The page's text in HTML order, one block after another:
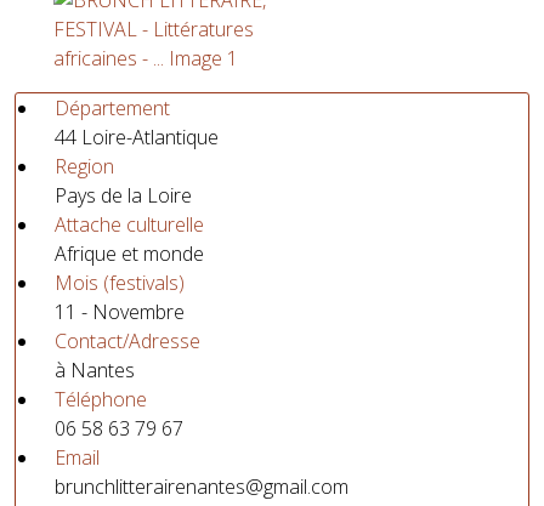
Département
44 Loire-Atlantique
Region
Pays de la Loire
Attache culturelle
Afrique et monde
Mois (festivals)
11 - Novembre
Contact/Adresse
à Nantes
Téléphone
06 58 63 79 67
Email
brunchlitterairenantes@gmail.com